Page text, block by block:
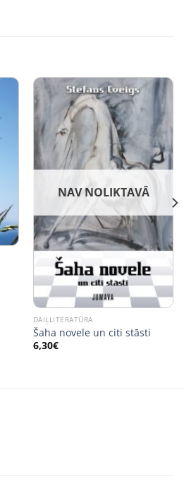
NAV NOLIKTAVĀ
DAIĻLITERATŪRA
Šaha novele un citi stāsti
6,30€